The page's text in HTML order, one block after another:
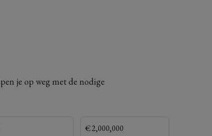
je op weg met de nodige